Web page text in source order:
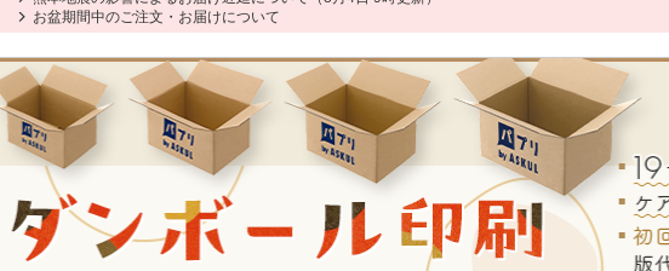
お盆期間中のご注文・お届けについて